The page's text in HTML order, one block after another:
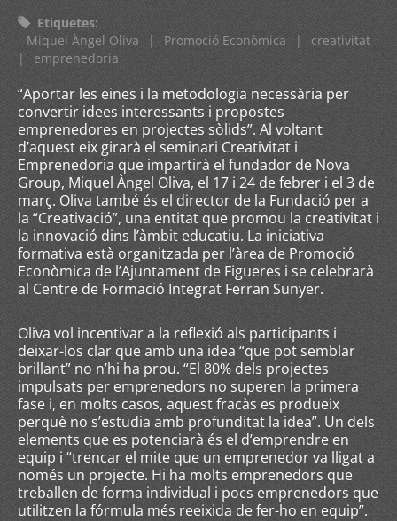
Etiquetes:
Miquel Àngel Oliva
| Promoció Econòmica |
creativitat
|
emprenedoria
“Aportar les eines i la metodologia necessària per
convertir idees interessants i propostes
emprenedores en projectes sòlids”. Al voltant
d’aquest eix girarà el seminari Creativitat i
Emprenedoria que impartirà el fundador de Nova
Group, Miquel Àngel Oliva, el 17 i 24 de febrer i el 3 de
març. Oliva també és el director de la Fundació per a
la “Creativació”, una entitat que promou la creativitat i
la innovació dins l’àmbit educatiu. La iniciativa
formativa està organitzada per l’àrea de Promoció
Econòmica de l’Ajuntament de Figueres i se celebrarà
al Centre de Formació Integrat Ferran Sunyer.
Oliva vol incentivar a la reflexió als participants i
deixar-los clar que amb una idea “que pot semblar
brillant” no n’hi ha prou. “El 80% dels projectes
impulsats per emprenedors no superen la primera
fase i, en molts casos, aquest fracàs es produeix
perquè no s’estudia amb profunditat la idea”. Un dels
elements que es potenciarà és el d’emprendre en
equip i “trencar el mite que un emprenedor va lligat a
només un projecte. Hi ha molts emprenedors que
treballen de forma individual i pocs emprenedors que
utilitzen la fórmula més reeixida de fer-ho en equip”.